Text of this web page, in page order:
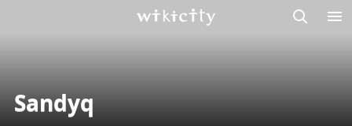
Sandyq